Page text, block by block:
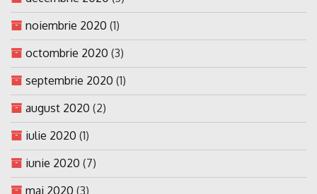
noiembrie 2020 (1)
octombrie 2020 (3)
septembrie 2020 (1)
august 2020 (2)
iulie 2020 (1)
iunie 2020 (7)
mai 2020 (3)